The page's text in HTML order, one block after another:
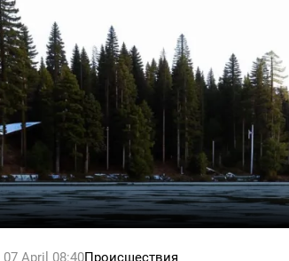
07 April 08:40Происшествия